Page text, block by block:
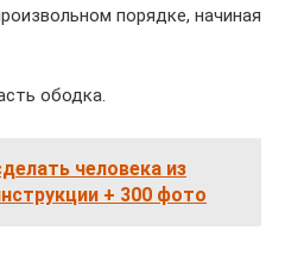
порядке, начиная
ободка.
человека из
+ 300 фото